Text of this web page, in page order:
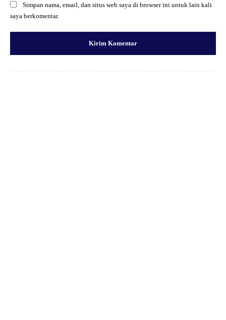
Simpan nama, email, dan situs web saya di browser ini untuk lain kali
saya berkomentar.